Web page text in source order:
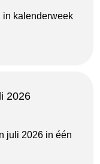
in kalenderweek
2026
juli 2026 in één